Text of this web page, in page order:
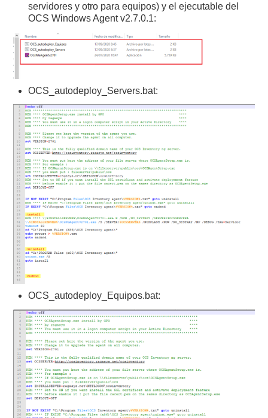
servidores y otro para equipos) y el ejecutable del
OCS Windows Agent v2.7.0.1:
OCS_autodeploy_Servers.bat:
OCS_autodeploy_Equipos.bat: